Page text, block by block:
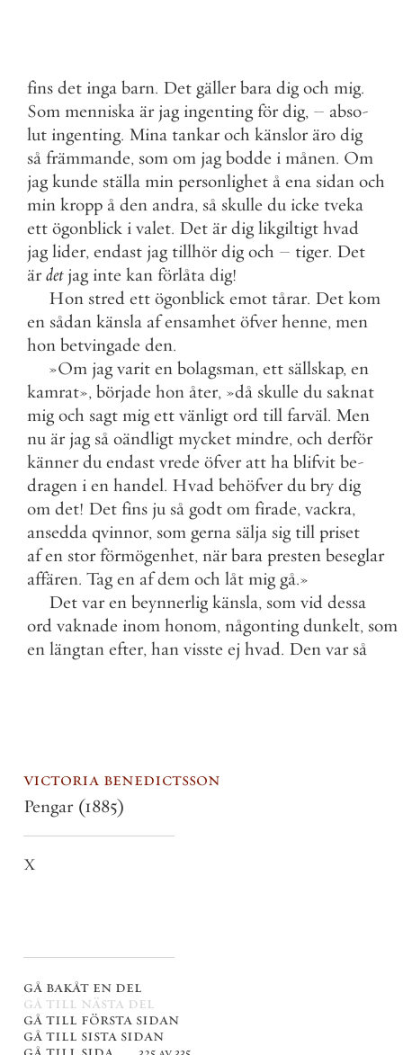
fins det inga barn. Det gäller bara dig och mig.
Som menniska är jag ingenting för dig, – abso-
lut ingenting. Mina tankar och känslor äro dig
så främmande, som om jag bodde i månen. Om
jag kunde ställa min personlighet å ena sidan och
min kropp å den andra, så skulle du icke tveka
ett ögonblick i valet. Det är dig likgiltigt hvad
jag lider, endast jag tillhör dig och – tiger. Det
är det jag inte kan förlåta dig!
Hon stred ett ögonblick emot tårar. Det kom
en sådan känsla af ensamhet öfver henne, men
hon betvingade den.
»Om jag varit en bolagsman, ett sällskap, en
kamrat», började hon åter, »då skulle du saknat
mig och sagt mig ett vänligt ord till farväl. Men
nu är jag så oändligt mycket mindre, och derför
känner du endast vrede öfver att ha blifvit be-
dragen i en handel. Hvad behöfver du bry dig
om det! Det fins ju så godt om firade, vackra,
ansedda qvinnor, som gerna sälja sig till priset
af en stor förmögenhet, när bara presten beseglar
affären. Tag en af dem och låt mig gå.»
Det var en beynnerlig känsla, som vid dessa
ord vaknade inom honom, någonting dunkelt, som
en längtan efter, han visste ej hvad. Den var så
victoria benedictsson
Pengar (1885)
X
gå bakåt en del
gå till nästa del
gå till första sidan
gå till sista sidan